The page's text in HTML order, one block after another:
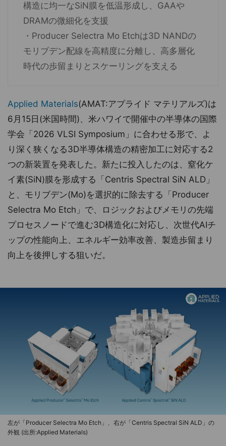
構造に均一なSiN膜を低温形成し、GAAや
DRAMの微細化を支援
・Producer Selectra Mo Etchは3D NANDの
モリブデン配線を高精度に分離し、高多層化
時代の歩留まりとスケーリングを支える
Applied Materials(AMAT:アプライド マテリアルズ)は
6月15日(米国時間)、米ハワイで開催中の半導体の国際
学会「2026 VLSI Symposium」に合わせる形で、よ
り深く狭くなる3D半導体構造の精密加工に対応する2
つの新装置を発表した。新たに投入したのは、窒化ケ
イ素(SiN)膜を形成する「Centris Spectral SiN ALD」
と、モリブデン(Mo)を選択的に除去する「Producer
Selectra Mo Etch」で、ロジックおよびメモリの先端
プロセスノードで進む3D構造化に対応し、次世代AIチ
ップの性能向上、エネルギー効率改善、製造歩留まり
向上を後押しする狙いだ。
左が「Producer Selectra Mo Etch」、右が「Centris Spectral SiN ALD」の
外観 (出所:Applied Materials)